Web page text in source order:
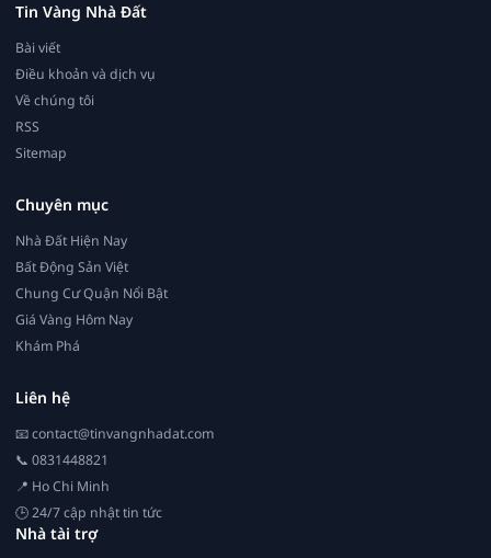
Tin Vàng Nhà Đất
Bài viết
Điều khoản và dịch vụ
Về chúng tôi
RSS
Sitemap
Chuyên mục
Nhà Đất Hiện Nay
Bất Động Sản Việt
Chung Cư Quận Nổi Bật
Giá Vàng Hôm Nay
Khám Phá
Liên hệ
📧contact@tinvangnhadat.com
📞 0831448821
📍 Ho Chi Minh
🕒 24/7 cập nhật tin tức
Nhà tài trợ